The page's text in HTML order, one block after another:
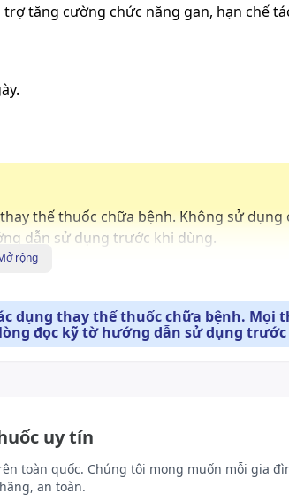
tăng cường chức năng gan, hạn chế
thế thuốc chữa bệnh. Không sử
dẫn sử dụng trước khi dùng.
rộng
dụng thay thế thuốc chữa bệnh. Mọi
đọc kỹ tờ hướng dẫn sử dụng
uy tín
toàn quốc. Chúng tôi mong muốn mỗi gia
an toàn.